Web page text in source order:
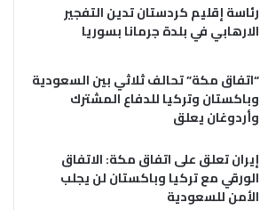
رئاسة إقليم كردستان تدين التفجير
الارهابي في بلدة جرمانا بسوريا
“اتفاق مكة” تحالف ثلاثي بين السعودية
وباكستان وتركيا للدفاع المشترك
وأردوغان يعلق
إيران تعلق على اتفاق مكة: الاتفاق
الورقي مع تركيا وباكستان لن يجلب
الأمن للسعودية